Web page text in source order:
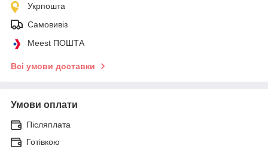
Укрпошта
Самовивіз
Meest ПОШТА
Всі умови доставки
Умови оплати
Післяплата
Готівкою